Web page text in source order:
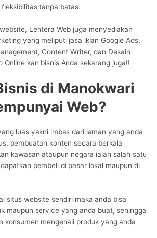
tanpa batas.
Lentera Web juga menyediakan
yang meliputi jasa iklan Google Ads,
Content Writer, dan Desain
Online kan bisnis Anda sekarang juga!!
di Manokwari
Web?
luas yakni imbas dari laman yang anda
pembuatan konten secara berkala
kawasan ataupun negara ialah salah satu
pembeli di pasar lokal maupun di
situs website sendiri maka anda bisa
maupun service yang anda buat, sehingga
konsumen mengenali produk yang anda